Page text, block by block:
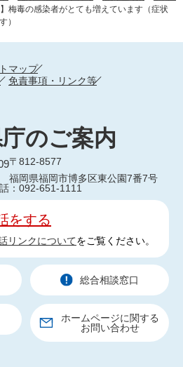
】梅毒の感染者がとても増えています（症状
）
マップ
免責事項・リンク等
のご案内
〒812-8577
福岡県福岡市博多区東公園7番7号
：092-651-1111
をする
リンクについてをご覧ください。
総合相談窓口
ホームページに関する
お問い合わせ